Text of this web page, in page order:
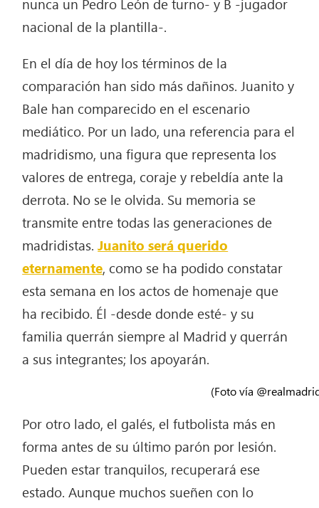
nacional de la plantilla-.
En el día de hoy los términos de la
comparación han sido más dañinos. Juanito y
Bale han comparecido en el escenario
mediático. Por un lado, una referencia para el
madridismo, una figura que representa los
valores de entrega, coraje y rebeldía ante la
derrota. No se le olvida. Su memoria se
transmite entre todas las generaciones de
madridistas.Juanito será querido
eternamente, como se ha podido constatar
esta semana en los actos de homenaje que
ha recibido. Él -desde donde esté- y su
familia querrán siempre al Madrid y querrán
a sus integrantes; los apoyarán.
(Foto vía
Por otro lado, el galés, el futbolista más en
forma antes de su último parón por lesión.
Pueden estar tranquilos, recuperará ese
estado. Aunque muchos sueñen con lo